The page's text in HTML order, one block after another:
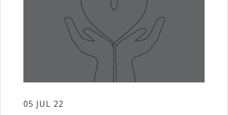
05 JUL 22